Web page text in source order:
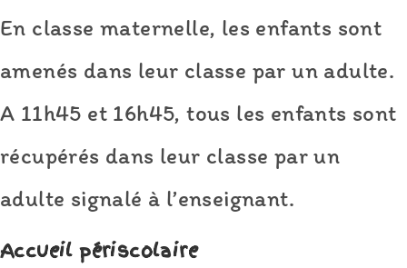
En classe maternelle, les enfants sont
amenés dans leur classe par un adulte.
A 11h45 et 16h45, tous les enfants sont
récupérés dans leur classe par un
adulte signalé à l’enseignant.
Accueil périscolaire